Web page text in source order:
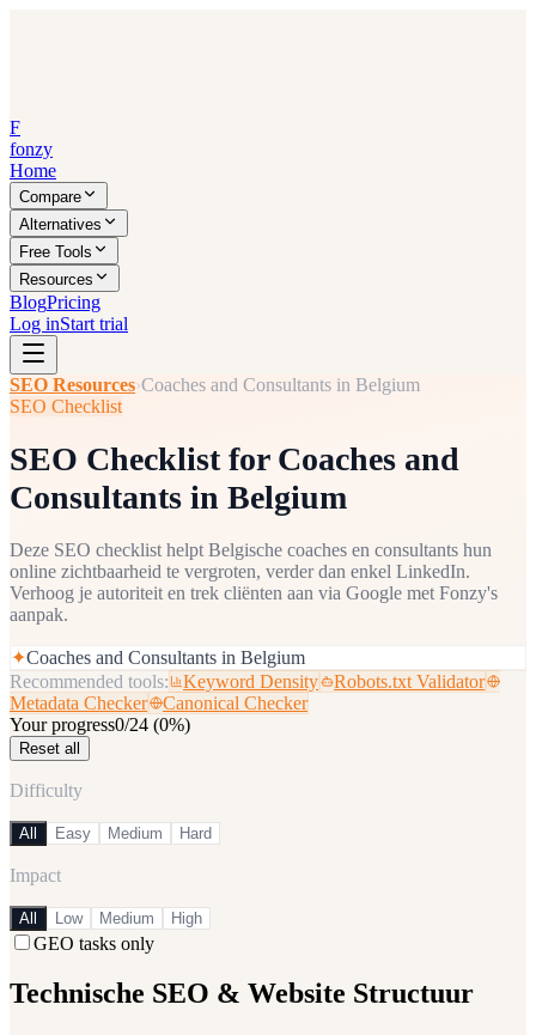
F
fonzy
Home
Compare
Alternatives
Free Tools
Resources
BlogPricing
Log inStart trial
SEO Resources›Coaches and Consultants in Belgium
SEO Checklist
SEO Checklist for Coaches and
Consultants in Belgium
Deze SEO checklist helpt Belgische coaches en consultants hun
online zichtbaarheid te vergroten, verder dan enkel LinkedIn.
Verhoog je autoriteit en trek cliënten aan via Google met Fonzy's
aanpak.
✦Coaches and Consultants in Belgium
Recommended tools:
Keyword Density
Robots.txt Validator
Metadata Checker
Canonical Checker
Your progress0/24 (0%)
Reset all
Difficulty
All Easy Medium Hard
Impact
All Low Medium High
GEO tasks only
Technische SEO & Website Structuur